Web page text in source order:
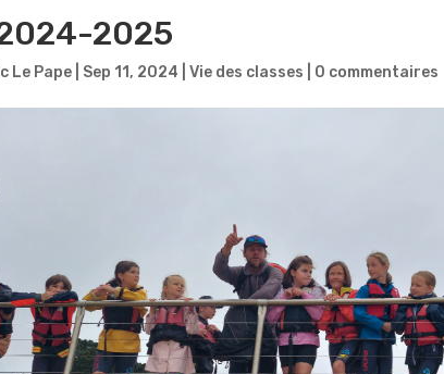
2025
Le Pape Sep 11, 2024 |Vie des classes 0 commentaires